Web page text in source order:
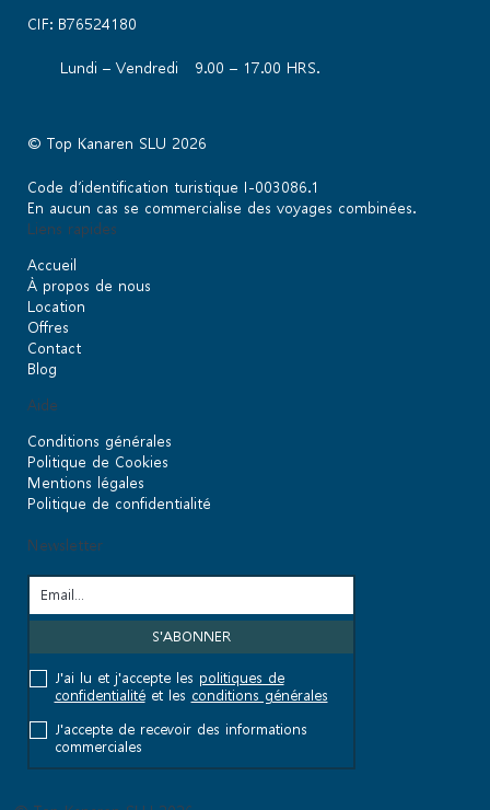
CIF: B76524180
Lundi – Vendredi 9.00 – 17.00 HRS.
© Top Kanaren SLU 2026
Code d’identification turistique I-003086.1
En aucun cas se commercialise des voyages combinées.
Liens rapides
Accueil
À propos de nous
Location
Offres
Contact
Blog
Aide
Conditions générales
Politique de Cookies
Mentions légales
Politique de confidentialité
Newsletter
J'ai lu et j'accepte les politiques de
confidentialitéet les conditions générales
J'accepte de recevoir des informations
commerciales